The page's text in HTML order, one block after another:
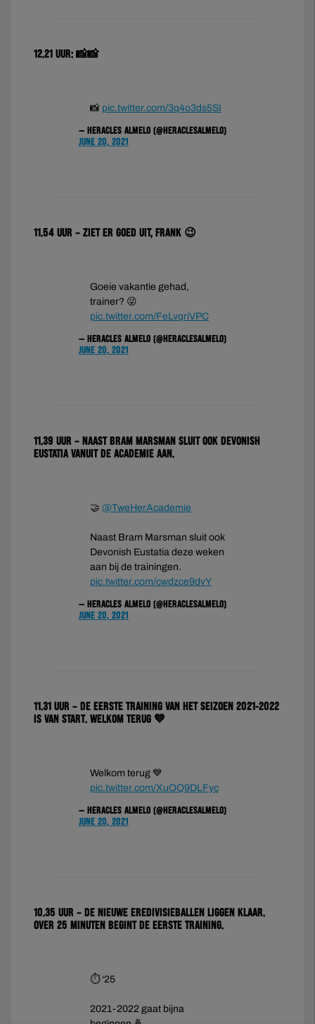
12.21 uur: 📸📸
📸 pic.twitter.com/3q4o3ds5SI
— Heracles Almelo (@HeraclesAlmelo)
June 20, 2021
11.54 uur – Ziet er goed uit, Frank 😉
Goeie vakantie gehad,
trainer? 😜
pic.twitter.com/FeLvqriVPC
— Heracles Almelo (@HeraclesAlmelo)
June 20, 2021
11.39 uur – Naast Bram Marsman sluit ook Devonish
Eustatia vanuit de Academie aan.
🤝 @TweHerAcademie
Naast Bram Marsman sluit ook
Devonish Eustatia deze weken
aan bij de trainingen.
pic.twitter.com/cwdzce9dvY
— Heracles Almelo (@HeraclesAlmelo)
June 20, 2021
11.31 uur – De eerste training van het seizoen 2021-2022
is van start. Welkom terug 💙
Welkom terug 💙
pic.twitter.com/XuOQ9DLFyc
— Heracles Almelo (@HeraclesAlmelo)
June 20, 2021
10.35 uur – De nieuwe Eredivisieballen liggen klaar.
Over 25 minuten begint de eerste training.
⏱ ‘25
2021-2022 gaat bijna